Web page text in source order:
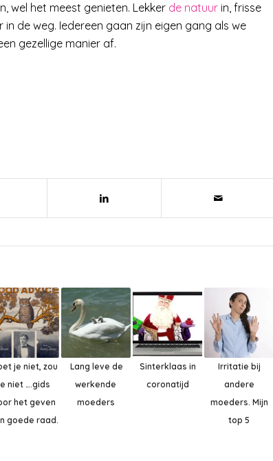
wel het meest genieten. Lekker de natuur in, frisse
de weg. Iedereen gaan zijn eigen gang als we
gezellige manier af.
je niet, zou
niet ….gids
het geven
goede raad.
Lang leve de
werkende
moeders
Sinterklaas in
coronatijd
Irritatie bij
andere
moeders. Mijn
top 5